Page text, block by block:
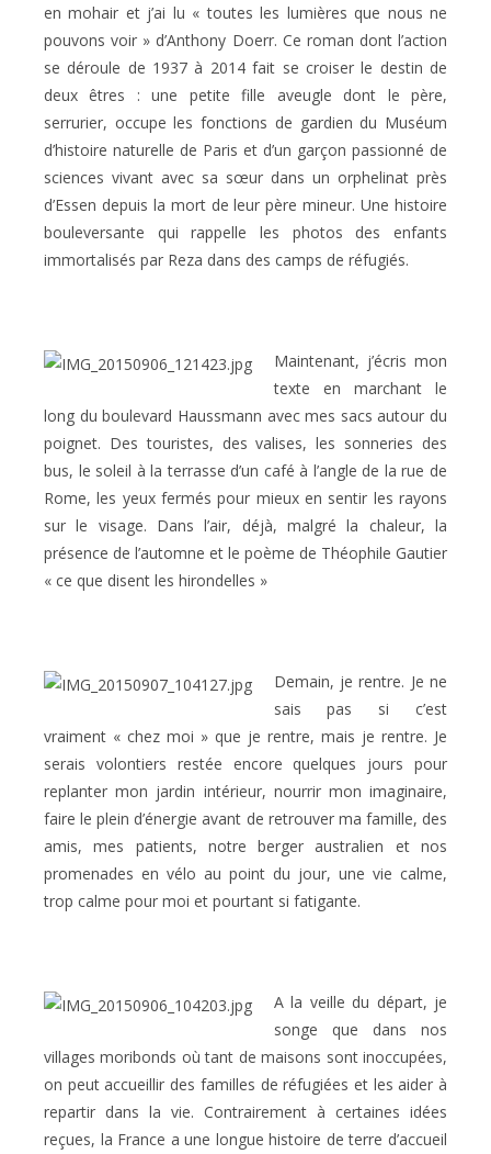
en mohair et j’ai lu « toutes les lumières que nous ne
pouvons voir » d’Anthony Doerr. Ce roman dont l’action
se déroule de 1937 à 2014 fait se croiser le destin de
deux êtres : une petite fille aveugle dont le père,
serrurier, occupe les fonctions de gardien du Muséum
d’histoire naturelle de Paris et d’un garçon passionné de
sciences vivant avec sa sœur dans un orphelinat près
d’Essen depuis la mort de leur père mineur. Une histoire
bouleversante qui rappelle les photos des enfants
immortalisés par Reza dans des camps de réfugiés.
Maintenant, j’écris mon
texte en marchant le
long du boulevard Haussmann avec mes sacs autour du
poignet. Des touristes, des valises, les sonneries des
bus, le soleil à la terrasse d’un café à l’angle de la rue de
Rome, les yeux fermés pour mieux en sentir les rayons
sur le visage. Dans l’air, déjà, malgré la chaleur, la
présence de l’automne et le poème de Théophile Gautier
« ce que disent les hirondelles »
Demain, je rentre. Je ne
sais pas si c’est
vraiment « chez moi » que je rentre, mais je rentre. Je
serais volontiers restée encore quelques jours pour
replanter mon jardin intérieur, nourrir mon imaginaire,
faire le plein d’énergie avant de retrouver ma famille, des
amis, mes patients, notre berger australien et nos
promenades en vélo au point du jour, une vie calme,
trop calme pour moi et pourtant si fatigante.
A la veille du départ, je
songe que dans nos
villages moribonds où tant de maisons sont inoccupées,
on peut accueillir des familles de réfugiées et les aider à
repartir dans la vie. Contrairement à certaines idées
reçues, la France a une longue histoire de terre d’accueil